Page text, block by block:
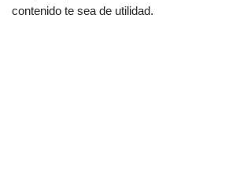
contenido te sea de utilidad.